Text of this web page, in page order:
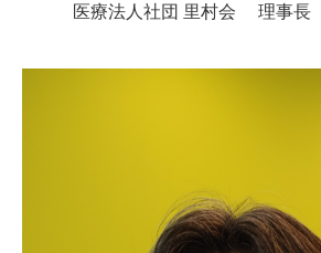
医療法人社団 里村会 理事長